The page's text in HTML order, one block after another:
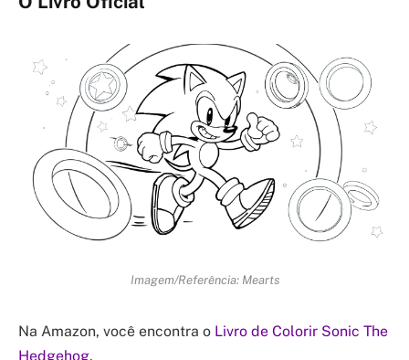
Imagem/Referência: Mearts
Na Amazon, você encontra o Livro de Colorir Sonic The
Hedgehog.